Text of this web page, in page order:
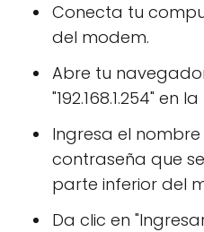
Conecta tu
del modem.
Abre tu
"192.168.1.254" en
Ingresa el
contraseña que
parte inferior del
Da clic en